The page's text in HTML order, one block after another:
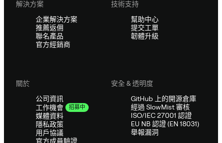
解決方案
企業解決方案
推薦返佣
聯名產品
官方經銷商
技術支持
幫助中心
提交工單
韌體升級
關於
公司資訊
工作機會
招募中
媒體資料
隱私政策
用戶協議
官方成員驗證
安全 & 透明度
GitHub 上的開源倉庫
經過 SlowMist 審核
ISO/IEC 27001 認證
EU NB 認證 (EN 18031)
舉報漏洞